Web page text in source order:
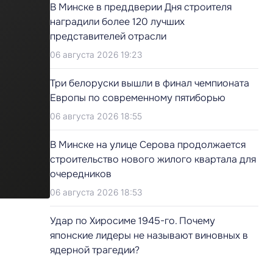
В Минске в преддверии Дня строителя
наградили более 120 лучших
представителей отрасли
06 августа 2026 19:23
Три белоруски вышли в финал чемпионата
Европы по современному пятиборью
06 августа 2026 18:55
В Минске на улице Серова продолжается
строительство нового жилого квартала для
очередников
06 августа 2026 18:53
Удар по Хиросиме 1945-го. Почему
японские лидеры не называют виновных в
ядерной трагедии?